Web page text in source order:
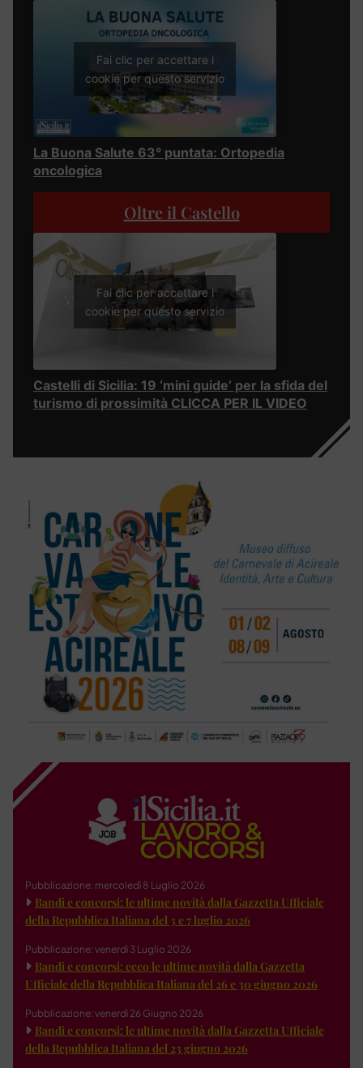
Fai clic per accettare i
cookie per questo servizio
La Buona Salute 63° puntata: Ortopedia
oncologica
Oltre il Castello
Fai clic per accettare i
cookie per questo servizio
Castelli di Sicilia: 19 ‘mini guide’ per la sfida del
turismo di prossimità CLICCA PER IL VIDEO
Pubblicazione: mercoledì 8 Luglio 2026
Bandi e concorsi: le ultime novità dalla Gazzetta Ufficiale
della Repubblica Italiana del 3 e 7 luglio 2026
Pubblicazione: venerdì 3 Luglio 2026
Bandi e concorsi: ecco le ultime novità dalla Gazzetta
Ufficiale della Repubblica Italiana del 26 e 30 giugno 2026
Pubblicazione: venerdì 26 Giugno 2026
Bandi e concorsi: le ultime novità dalla Gazzetta Ufficiale
della Repubblica Italiana del 23 giugno 2026